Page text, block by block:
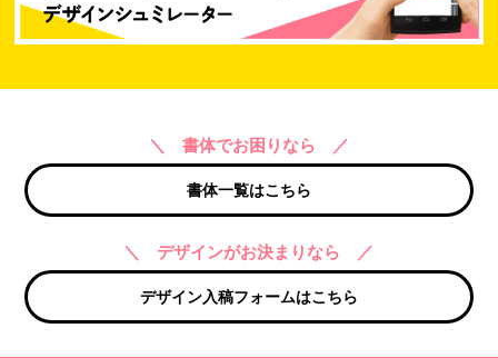
＼ 書体でお困りなら ／
書体一覧はこちら
＼ デザインがお決まりなら ／
デザイン入稿フォームはこちら